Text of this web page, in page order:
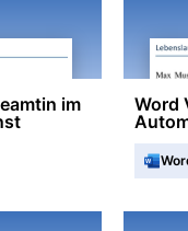
im
Word